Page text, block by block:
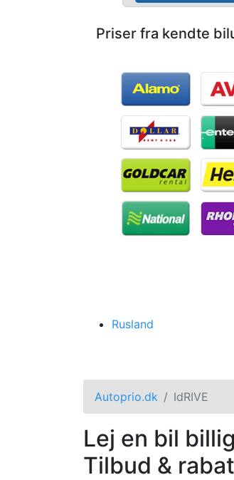
Priser fra kendte
Rusland
Autoprio.dk IdRIVE
Lej en bil
Tilbud & rabat